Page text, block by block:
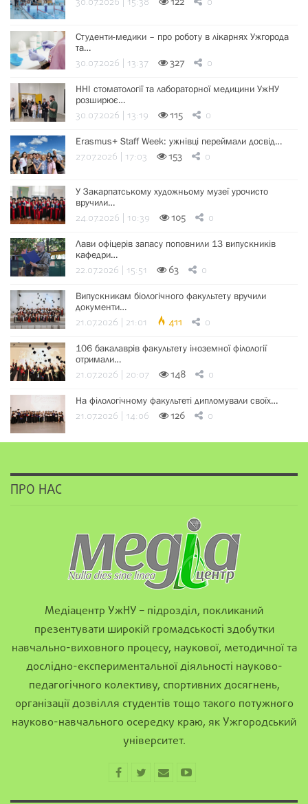
Студенти-медики – про роботу в лікарнях Ужгорода
та…
30.07.2026 | 13:37 327 0
ННІ стоматології та лабораторної медицини УжНУ
розширює…
30.07.2026 | 13:19 115 0
Erasmus+ Staff Week: ужнівці переймали досвід…
27.07.2026 | 17:03 153 0
У Закарпатському художньому музеї урочисто
вручили…
24.07.2026 | 10:39 105 0
Лави офіцерів запасу поповнили 13 випускників
кафедри…
22.07.2026 | 15:51 63 0
Випускникам біологічного факультету вручили
документи…
21.07.2026 | 21:01 411 0
106 бакалаврів факультету іноземної філології
отримали…
21.07.2026 | 20:07 148 0
На філологічному факультеті дипломували своїх…
21.07.2026 | 14:06 126 0
ПРО НАС
Медіацентр УжНУ – підрозділ, покликаний
презентувати широкій громадськості здобутки
навчально-виховного процесу, наукової, методичної та
дослідно-експериментальної діяльності науково-
педагогічного колективу, спортивних досягнень,
організації дозвілля студентів тощо такого потужного
науково-навчального осередку краю, як Ужгородський
університет.